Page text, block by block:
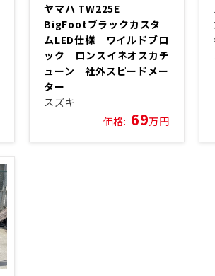
ヤマハ TW225E
BigFootブラックカスタ
ムLED仕様 ワイルドブロ
ック ロンスイネオスカチ
ューン 社外スピードメー
ター
スズキ
価格: 69万円